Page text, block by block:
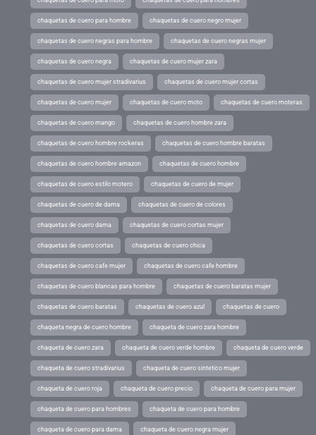
chaquetas de cuero para hombre chaquetas de cuero negro mujer
chaquetas de cuero negras para hombre chaquetas de cuero negras mujer
chaquetas de cuero negra chaquetas de cuero mujer zara
chaquetas de cuero mujer stradivarius chaquetas de cuero mujer cortas
chaquetas de cuero mujer chaquetas de cuero moto chaquetas de cuero moteras
chaquetas de cuero mango chaquetas de cuero hombre zara
chaquetas de cuero hombre rockeras chaquetas de cuero hombre baratas
chaquetas de cuero hombre amazon chaquetas de cuero hombre
chaquetas de cuero estilo motero chaquetas de cuero de mujer
chaquetas de cuero de dama chaquetas de cuero de colores
chaquetas de cuero dama chaquetas de cuero cortas mujer
chaquetas de cuero cortas chaquetas de cuero chica
chaquetas de cuero cafe mujer chaquetas de cuero cafe hombre
chaquetas de cuero blancas para hombre chaquetas de cuero baratas mujer
chaquetas de cuero baratas chaquetas de cuero azul chaquetas de cuero
chaqueta negra de cuero hombre chaqueta de cuero zara hombre
chaqueta de cuero zara chaqueta de cuero verde hombre chaqueta de cuero verde
chaqueta de cuero stradivarius chaqueta de cuero sintetico mujer
chaqueta de cuero roja chaqueta de cuero precio chaqueta de cuero para mujer
chaqueta de cuero para hombres chaqueta de cuero para hombre
chaqueta de cuero para dama chaqueta de cuero negra mujer